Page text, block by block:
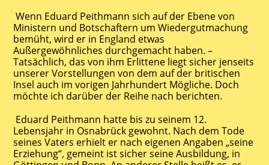
Wenn Eduard Peithmann sich auf der Ebene von
Ministern und Botschaftern um Wiedergutmachung
bemüht, wird er in England etwas
Außergewöhnliches durchgemacht haben. –
Tatsächlich, das von ihm Erlittene liegt sicher jenseits
unserer Vorstellungen von dem auf der britischen
Insel auch im vorigen Jahrhundert Mögliche. Doch
möchte ich darüber der Reihe nach berichten.
Eduard Peithmann hatte bis zu seinem 12.
Lebensjahr in Osnabrück gewohnt. Nach dem Tode
seines Vaters erhielt er nach eigenen Angaben „seine
Erziehung“, gemeint ist sicher seine Ausbildung, in